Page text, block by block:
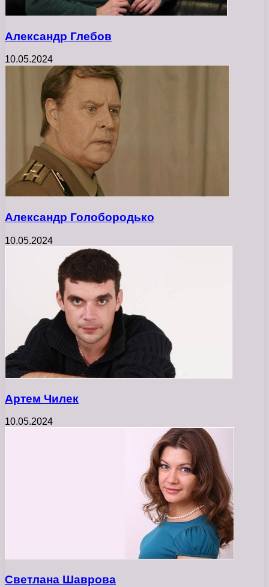
Александр Глебов
10.05.2024
Александр Голобородько
10.05.2024
Артем Чилек
10.05.2024
Светлана Шаврова